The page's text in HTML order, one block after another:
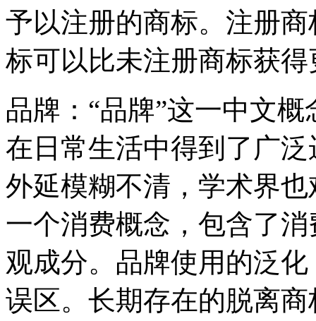
予以注册的商标。注册
标可以比未注册商标获
品牌：“品牌”这一中文
在日常生活中得到了广
外延模糊不清，学术界
一个消费概念，包含了
观成分。品牌使用的泛
误区。长期存在的脱离